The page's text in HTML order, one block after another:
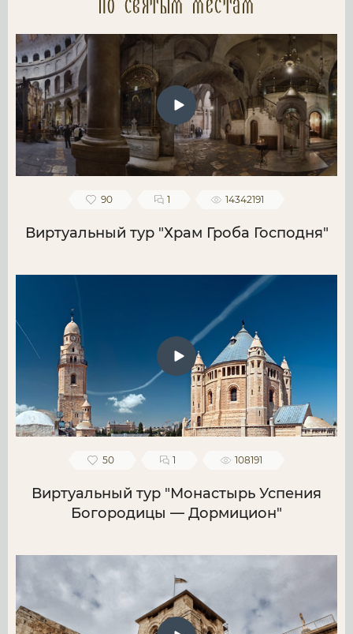
по святым местам
90 1 14342191
Виртуальный тур "Храм Гроба Господня"
50 1 108191
Виртуальный тур "Монастырь Успения
Богородицы — Дормицион"